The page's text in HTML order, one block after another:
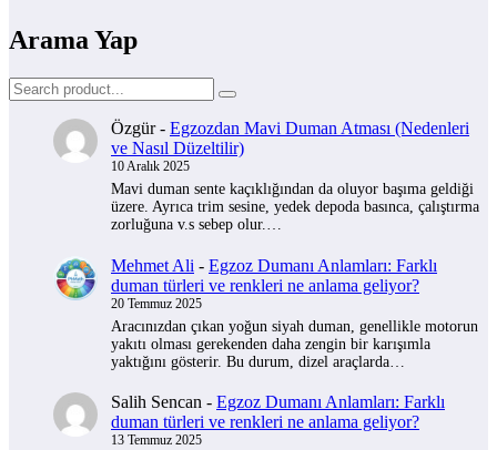
Arama Yap
Özgür- Egzozdan Mavi Duman Atması (Nedenleri
ve Nasıl Düzeltilir)
10 Aralık 2025
Mavi duman sente kaçıklığından da oluyor başıma geldiği
üzere. Ayrıca trim sesine, yedek depoda basınca, çalıştırma
zorluğuna v.s sebep olur.…
Mehmet Ali - Egzoz Dumanı Anlamları: Farklı
duman türleri ve renkleri ne anlama geliyor?
20 Temmuz 2025
Aracınızdan çıkan yoğun siyah duman, genellikle motorun
yakıtı olması gerekenden daha zengin bir karışımla
yaktığını gösterir. Bu durum, dizel araçlarda…
Salih Sencan - Egzoz Dumanı Anlamları: Farklı
duman türleri ve renkleri ne anlama geliyor?
13 Temmuz 2025